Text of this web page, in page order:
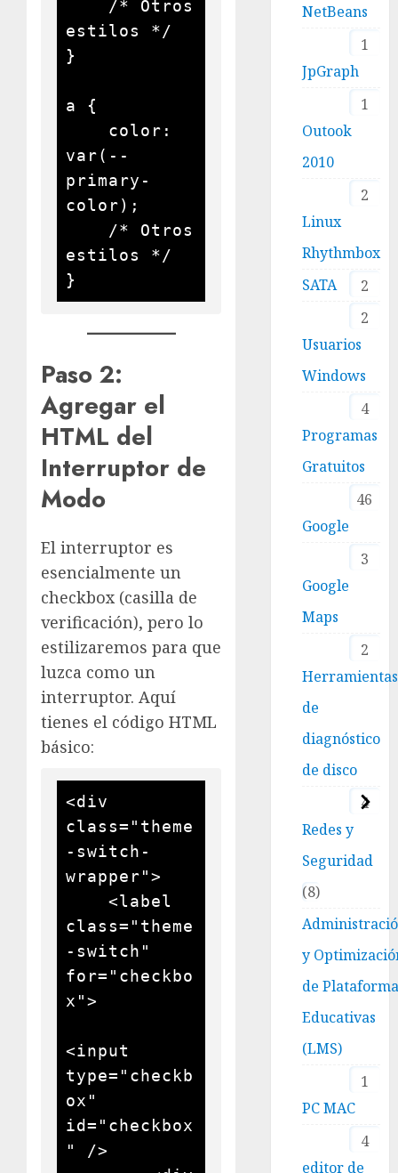
estilos */
}
a {
var(--
primary-
color);
estilos */
}
Paso 2:
Agregar el
HTML del
Interruptor de
Modo
El interruptor es
esencialmente un
checkbox (casilla de
verificación), pero lo
estilizaremos para que
luzca como un
interruptor. Aquí
tienes el código HTML
básico:
<div
class="theme
-switch-
wrapper">
class="theme
-switch"
for="checkbo
x">
<input
type="checkb
ox"
id="checkbox
" />
NetBeans
1
JpGraph
1
Outook
2010
2
Linux
Rhythmbox
2
SATA
2
Usuarios
Windows
4
Programas
Gratuitos
46
Google
3
Google
Maps
2
Herramientas
de
diagnóstico
de disco
4
Redes y
Seguridad
8
y
de
Educativas
(LMS)
1
PC MAC
4
editor de